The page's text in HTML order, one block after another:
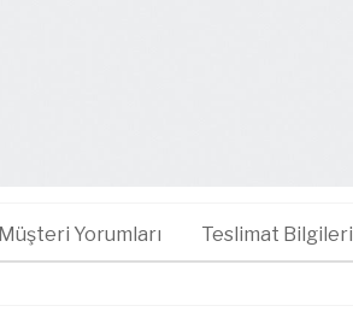
Müşteri Yorumları Teslimat Bilgileri